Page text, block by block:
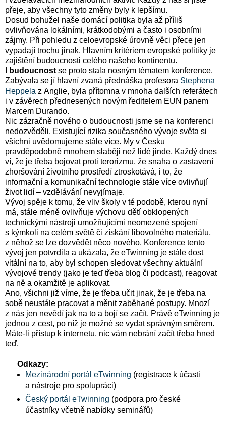
přeje, aby všechny tyto změny byly k lepšímu.
Dosud bohužel naše domácí politika byla až příliš
ovlivňována lokálními, krátkodobými a často i osobními
zájmy. Při pohledu z celoevropské úrovně věci přece jen
vypadají trochu jinak. Hlavním kritériem evropské politiky je
zajištění budoucnosti celého našeho kontinentu.
budoucnost se proto stala nosným tématem konference.
Zabývala se jí hlavní zvaná přednáška profesora Stephena
Heppela z Anglie, byla přítomna v mnoha dalších referátech
i v závěrech přednesených novým ředitelem EUN panem
Marcem Durando.
Nic zázračně nového o budoucnosti jsme se na konferenci
nedozvěděli. Existující rizika současného vývoje světa si
všichni uvědomujeme stále více. My v Česku
pravděpodobně mnohem slaběji než lidé jinde. Každý dnes
ví, že je třeba bojovat proti terorizmu, že snaha o zastavení
zhoršování životního prostředí ztroskotává, i to, že
informační a komunikační technologie stále více ovlivňují
život lidí – vzdělávání nevyjímaje.
Vývoj spěje k tomu, že vliv školy v té podobě, kterou nyní
má, stále méně ovlivňuje výchovu dětí obklopených
technickými nástroji umožňujícími neomezené spojení
s kýmkoli na celém světě či získání libovolného materiálu,
z něhož se lze dozvědět něco nového. Konference tento
vývoj jen potvrdila a ukázala, že eTwinning je stále dost
vitální na to, aby byl schopen sledovat všechny aktuální
vývojové trendy (jako je teď třeba blog či podcast), reagovat
na ně a okamžitě je aplikovat.
Ano, všichni již víme, že je třeba učit jinak, že je třeba na
sobě neustále pracovat a měnit zaběhané postupy. Mnozí
z nás jen nevědí jak na to a bojí se začít. Právě eTwinning je
jednou z cest, po níž je možné se vydat správným směrem.
Máte-li přístup k internetu, nic vám nebrání začít třeba hned
teď.
Odkazy:
Mezinárodní portál eTwinning (registrace k účasti
a nástroje pro spolupráci)
Český portál eTwinning (podpora pro české
účastníky včetně nabídky seminářů)